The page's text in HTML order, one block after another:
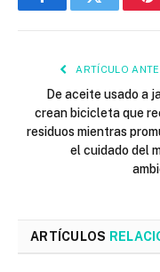
FacebookTwitter
ARTÍCULO
De aceite usado a
crean bicicleta que
residuos mientras
el cuidado del
ARTÍCULOS